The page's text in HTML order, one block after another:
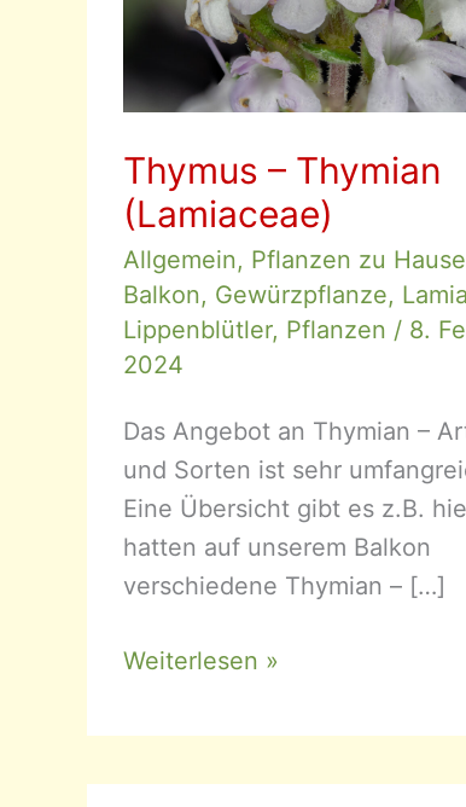
Thymus – Thymian
(Lamiaceae)
Allgemein, Pflanzen zu Hause
Balkon, Gewürzpflanze,
Lippenblütler, Pflanzen / 8.
2024
Das Angebot an Thymian –
und Sorten ist sehr
Eine Übersicht gibt es z.B.
hatten auf unserem Balkon
verschiedene Thymian – […]
Thymus
Thymian
Weiterlesen »